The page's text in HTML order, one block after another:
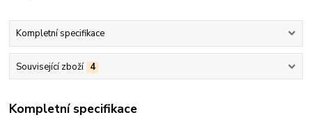
Kompletní specifikace
Související zboží 4
Kompletní specifikace